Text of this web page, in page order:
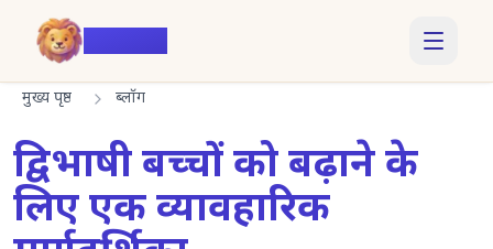
मुख्य पृष्ठ ब्लॉग
द्विभाषी बच्चों को बढ़ाने के
लिए एक व्यावहारिक